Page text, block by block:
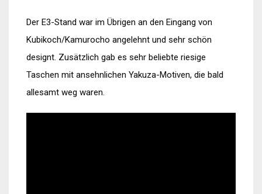
Der E3-Stand war im Übrigen an den Eingang von
Kubikoch/Kamurocho angelehnt und sehr schön
designt. Zusätzlich gab es sehr beliebte riesige
Taschen mit ansehnlichen Yakuza-Motiven, die bald
allesamt weg waren.